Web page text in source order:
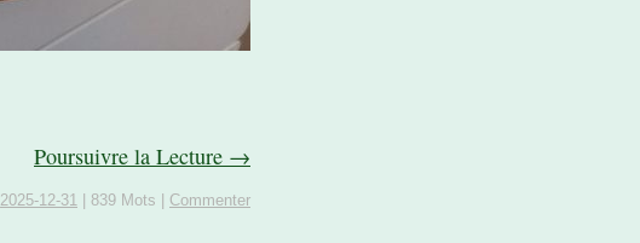
Poursuivre la Lecture →
2025-12-31 839 Mots Commenter